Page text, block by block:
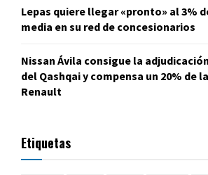
Lepas quiere llegar «pronto» al 3%
media en su red de concesionarios
Nissan Ávila consigue la
del Qashqai y compensa un 20% de
Renault
Etiquetas